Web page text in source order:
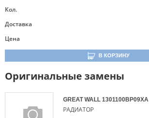
Кол.
Доставка
Цена
В КОРЗИНУ
Оригинальные замены
GREAT WALL 1301100BP09XA
РАДИАТОР